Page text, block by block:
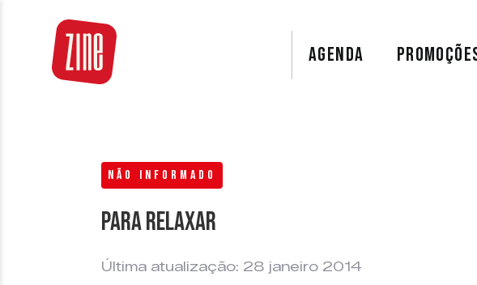
AGENDA
NÃO INFORMADO
Para relaxar
Última atualização: 28 janeiro 2014